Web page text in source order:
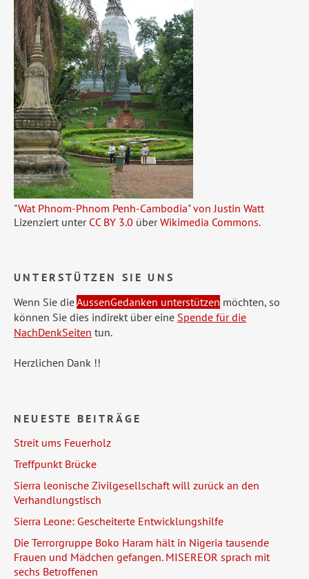
"Wat Phnom-Phnom Penh-Cambodia"von Justin Watt
Lizenziert unter CC BY 3.0 überWikimedia Commons.
UNTERSTÜTZEN SIE UNS
Wenn Sie dieAussenGedanken unterstützen möchten, so
können Sie dies indirekt über eine Spende für die
NachDenkSeiten tun.
Herzlichen Dank !!
NEUESTE BEITRÄGE
Streit ums Feuerholz
Treffpunkt Brücke
Sierra leonische Zivilgesellschaft will zurück an den
Verhandlungstisch
Sierra Leone: Gescheiterte Entwicklungshilfe
Die Terrorgruppe Boko Haram hält in Nigeria tausende
Frauen und Mädchen gefangen. MISEREOR sprach mit
sechs Betroffenen